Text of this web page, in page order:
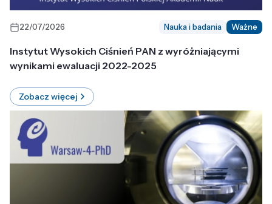
22/07/2026 Nauka i badania Ważne
Instytut Wysokich Ciśnień PAN z wyróżniającymi
wynikami ewaluacji 2022-2025
Zobacz więcej